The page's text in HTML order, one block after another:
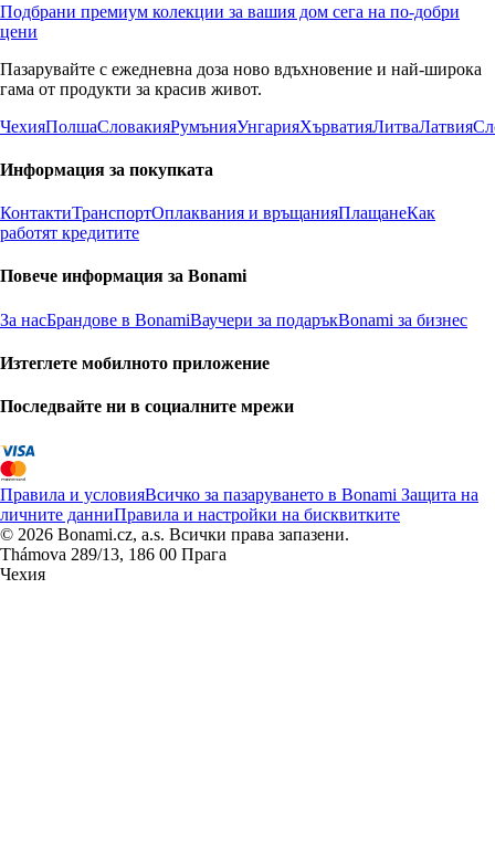
Подбрани премиум колекции за вашия дом сега на по-добри
цени
Пазарувайте с ежедневна доза ново вдъхновение и най-широка
гама от продукти за красив живот.
ЧехияПолшаСловакияРумънияУнгарияХърватияЛитваЛатвия
Информация за покупката
КонтактиТранспортОплаквания и връщанияПлащанеКак
работят кредитите
Повече информация за Bonami
За насБрандове в BonamiВаучери за подаръкBonami за бизнес
Изтеглете мобилното приложение
Последвайте ни в социалните мрежи
Правила и условияВсичко за пазаруването в Bonami Защита на
личните данниПравила и настройки на бисквитките
© 2026 Bonami.cz, a.s. Всички права запазени.
Thámova 289/13, 186 00 Прага
Чехия